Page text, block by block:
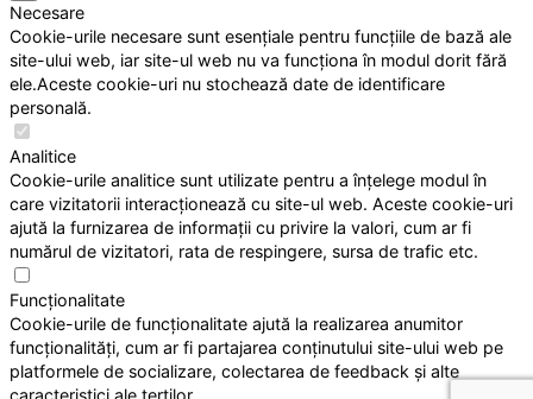
Necesare
Cookie-urile necesare sunt esențiale pentru funcțiile de bază ale
site-ului web, iar site-ul web nu va funcționa în modul dorit fără
ele.Aceste cookie-uri nu stochează date de identificare
personală.
Analitice
Cookie-urile analitice sunt utilizate pentru a înțelege modul în
care vizitatorii interacționează cu site-ul web. Aceste cookie-uri
ajută la furnizarea de informații cu privire la valori, cum ar fi
numărul de vizitatori, rata de respingere, sursa de trafic etc.
Funcționalitate
Cookie-urile de funcționalitate ajută la realizarea anumitor
funcționalități, cum ar fi partajarea conținutului site-ului web pe
platformele de socializare, colectarea de feedback și alte
caracteristici ale terților.